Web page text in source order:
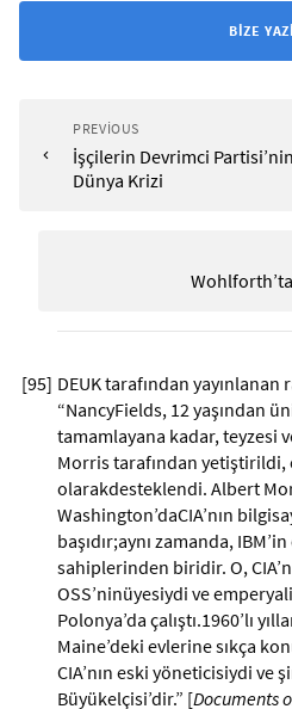
BIZE
PREVIOUS
İşçilerin Devrimci
Dünya Krizi
[95] DEUK tarafından yayınlanan
“NancyFields, 12 yaşından
tamamlayana kadar, teyzesi
Morris tarafından
olarakdesteklendi. Albert
Washington’daCIA’nın
başıdır;aynı zamanda,
sahiplerinden biridir. O,
OSS’ninüyesiydi ve
Polonya’da çalıştı.1960’lı
Maine’deki evlerine sıkça
CIA’nın eski yöneticisiydi ve
Büyükelçisi’dir.” [Documents